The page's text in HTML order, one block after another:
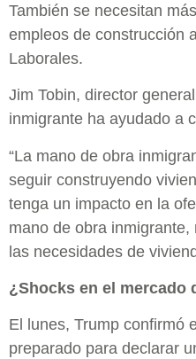
También se necesitan
empleos de construcción
Laborales.
Jim Tobin, director
inmigrante ha ayudado a
“La mano de obra
seguir construyendo
tenga un impacto en la
mano de obra
las necesidades de
¿Shocks en el mercado
El lunes, Trump confirmó
preparado para declarar